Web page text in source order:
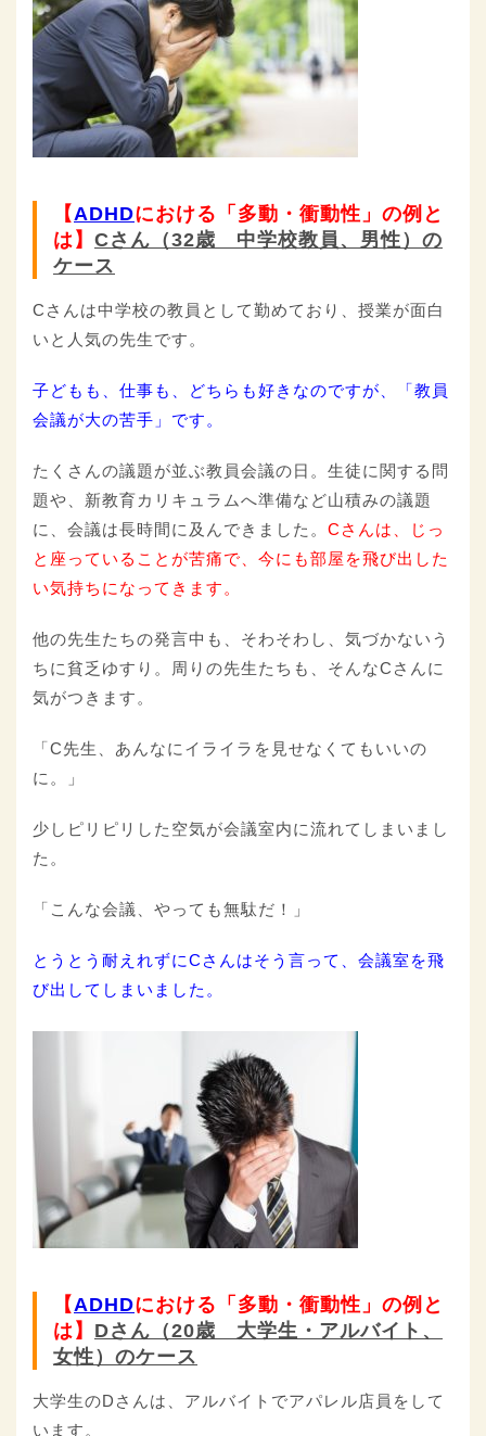
【ADHDにおける「多動・衝動性」の例と
は】 Cさん（32歳 中学校教員、男性）の
ケース
Cさんは中学校の教員として勤めており、授業が面白
いと人気の先生です。
子どもも、仕事も、どちらも好きなのですが、「教員
会議が大の苦手」です。
たくさんの議題が並ぶ教員会議の日。生徒に関する問
題や、新教育カリキュラムへ準備など山積みの議題
に、会議は長時間に及んできました。 Cさんは、じっ
と座っていることが苦痛で、今にも部屋を飛び出した
い気持ちになってきます。
他の先生たちの発言中も、そわそわし、気づかないう
ちに貧乏ゆすり。周りの先生たちも、そんなCさんに
気がつきます。
「C先生、あんなにイライラを見せなくてもいいの
に。」
少しピリピリした空気が会議室内に流れてしまいまし
た。
「こんな会議、やっても無駄だ！」
とうとう耐えれずにCさんはそう言って、会議室を飛
び出してしまいました。
【ADHDにおける「多動・衝動性」の例と
は】 Dさん（20歳 大学生・アルバイト、
女性）のケース
大学生のDさんは、アルバイトでアパレル店員をして
います。